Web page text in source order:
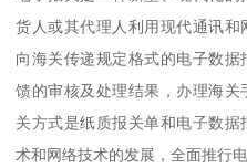
货人或其代理人利用现代通讯
向海关传递规定格式的电子数
馈的审核及处理结果，办理海
关方式是纸质报关单和电子数
术和网络技术的发展，全面推行